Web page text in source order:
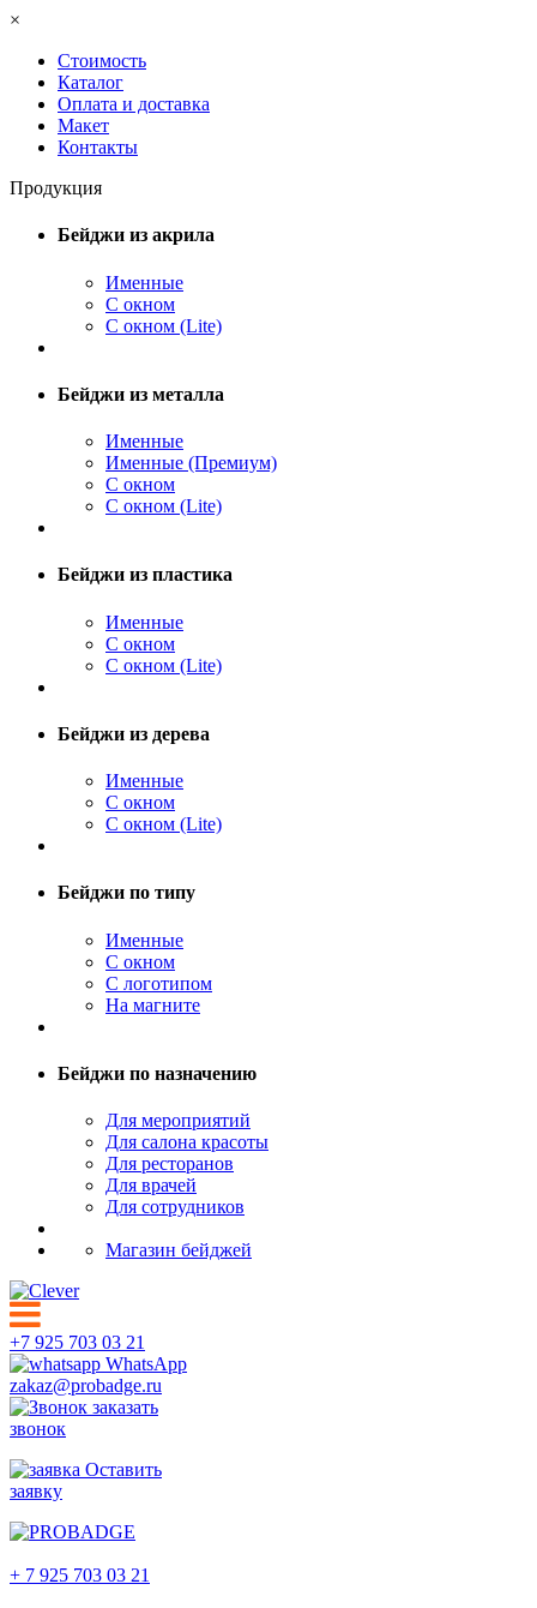
×
Стоимость
Каталог
Оплата и доставка
Макет
Контакты
Продукция
Бейджи из акрила
Именные
С окном
С окном (Lite)
Бейджи из металла
Именные
Именные (Премиум)
С окном
С окном (Lite)
Бейджи из пластика
Именные
С окном
С окном (Lite)
Бейджи из дерева
Именные
С окном
С окном (Lite)
Бейджи по типу
Именные
С окном
С логотипом
На магните
Бейджи по назначению
Для мероприятий
Для салона красоты
Для ресторанов
Для врачей
Для сотрудников
Магазин бейджей
+7 925 703 03 21
WhatsApp
zakaz@probadge.ru
заказать
звонок
Оставить
заявку
+ 7 925 703 03 21